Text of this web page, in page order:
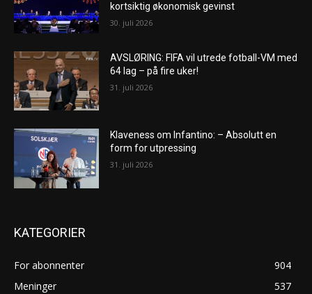
kortsiktig økonomisk gevinst
30. juli 2026
AVSLØRING: FIFA vil utrede fotball-VM med
64 lag – på fire uker!
31. juli 2026
Klaveness om Infantino: – Absolutt en
form for utpressing
31. juli 2026
KATEGORIER
For abonnenter
904
Meninger
537